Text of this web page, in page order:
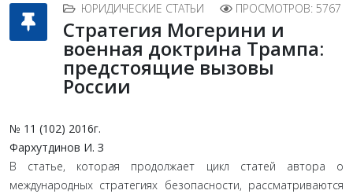
ЮРИДИЧЕСКИЕ СТАТЬИ ПРОСМОТРОВ: 5767
Стратегия Могерини и
военная доктрина Трампа:
предстоящие вызовы
России
№ 11 (102) 2016г.
Фархутдинов И. З
В статье, которая продолжает цикл статей автора о
международных стратегиях безопасности, рассматриваются